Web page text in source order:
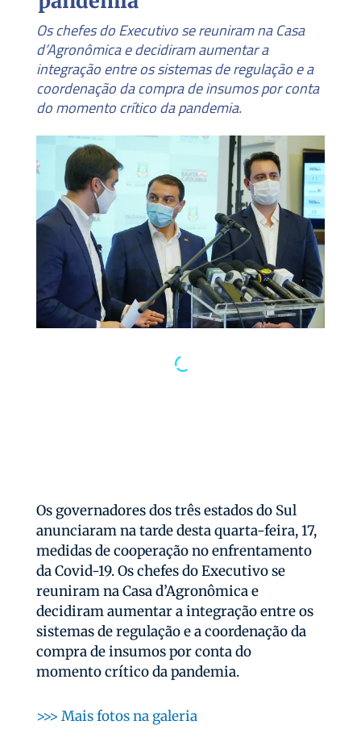
Os chefes do Executivo se reuniram na Casa
d’Agronômica e decidiram aumentar a
integração entre os sistemas de regulação e a
coordenação da compra de insumos por conta
do momento crítico da pandemia.
Os governadores dos três estados do Sul
anunciaram na tarde desta quarta-feira, 17,
medidas de cooperação no enfrentamento
da Covid-19. Os chefes do Executivo se
reuniram na Casa d’Agronômica e
decidiram aumentar a integração entre os
sistemas de regulação e a coordenação da
compra de insumos por conta do
momento crítico da pandemia.
>>> Mais fotos na galeria